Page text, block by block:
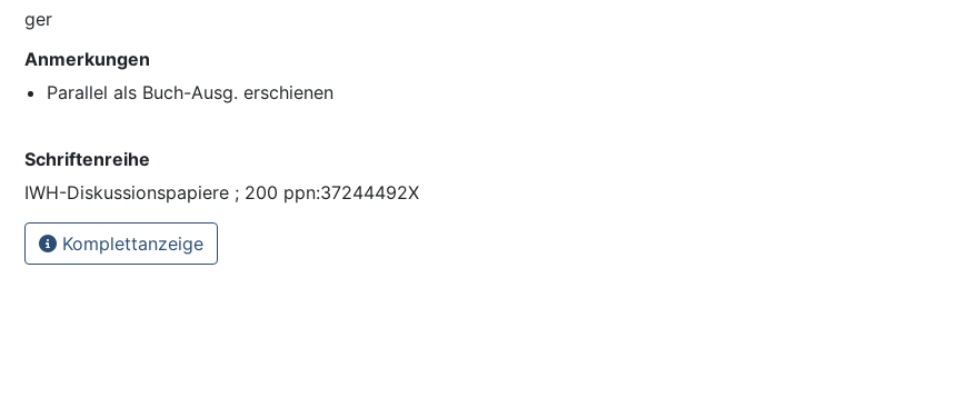
ger
Anmerkungen
Parallel als Buch-Ausg. erschienen
Schriftenreihe
IWH-Diskussionspapiere ; 200 ppn:37244492X
Komplettanzeige